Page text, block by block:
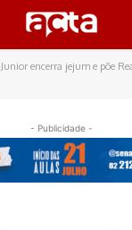
encerra jejum e põe
- Publicidade -